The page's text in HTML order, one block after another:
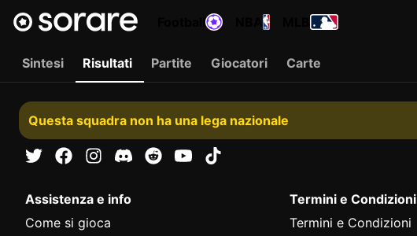
Sintesi Risultati Partite Giocatori Carte
Questa squadra non ha una lega nazionale
Assistenza e info
Come si gioca
Termini e Condizioni
Termini e Condizioni